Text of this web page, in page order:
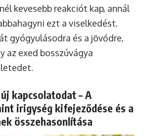
kevesebb reakciót kap, annál
ezt a viselkedést.
gyógyulásodra és a jövődre,
az exed bosszúvágya
kapcsolatodat – A
irigység kifejeződése és a
összehasonlítása